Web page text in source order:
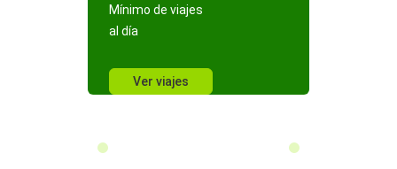
Mínimo de viajes
al día
Ver viajes